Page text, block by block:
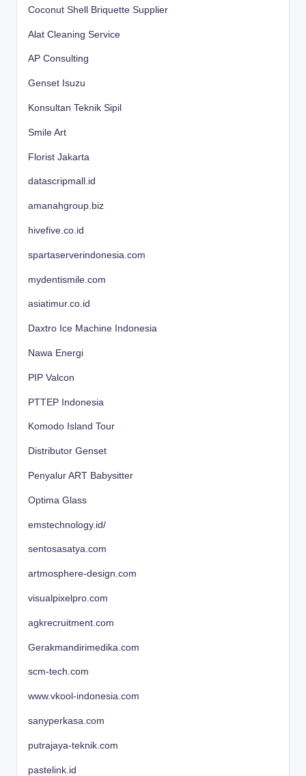
Coconut Shell Briquette Supplier
Alat Cleaning Service
AP Consulting
Genset Isuzu
Konsultan Teknik Sipil
Smile Art
Florist Jakarta
datascripmall.id
amanahgroup.biz
hivefive.co.id
spartaserverindonesia.com
mydentismile.com
asiatimur.co.id
Daxtro Ice Machine Indonesia
Nawa Energi
PIP Valcon
PTTEP Indonesia
Komodo Island Tour
Distributor Genset
Penyalur ART Babysitter
Optima Glass
emstechnology.id/
sentosasatya.com
artmosphere-design.com
visualpixelpro.com
agkrecruitment.com
Gerakmandirimedika.com
scm-tech.com
www.vkool-indonesia.com
sanyperkasa.com
putrajaya-teknik.com
pastelink.id